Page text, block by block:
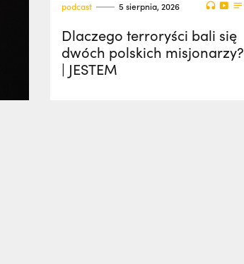
podcast 5 sierpnia, 2026
Dlaczego terroryści bali się
dwóch polskich misjonarzy?
| JESTEM